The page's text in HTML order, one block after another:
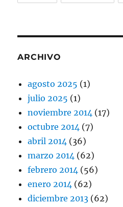
ARCHIVO
agosto 2025 (1)
julio 2025 (1)
noviembre 2014 (17)
octubre 2014 (7)
abril 2014 (36)
marzo 2014 (62)
febrero 2014 (56)
enero 2014 (62)
diciembre 2013 (62)